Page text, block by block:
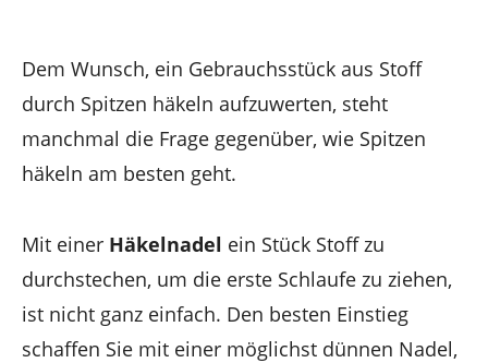
Dem Wunsch, ein Gebrauchsstück aus Stoff
durch Spitzen häkeln aufzuwerten, steht
manchmal die Frage gegenüber, wie Spitzen
häkeln am besten geht.
Mit einer Häkelnadel ein Stück Stoff zu
durchstechen, um die erste Schlaufe zu ziehen,
ist nicht ganz einfach. Den besten Einstieg
schaffen Sie mit einer möglichst dünnen Nadel,